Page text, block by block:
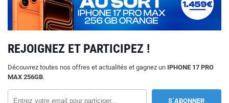
REJOIGNEZ ET PARTICIPEZ !
Découvrez toutes nos offres et actualités et gagnez un IPHONE 17 PRO
MAX 256GB.